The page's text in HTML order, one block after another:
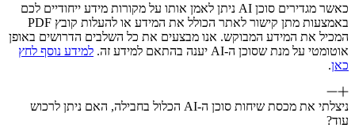
כאשר מגדירים סוכן AI ניתן לאמן אותו על מקורות מידע ייחודיים לכם
באמצעות מתן קישור לאתר הכולל את המידע או להעלות קובץ PDF
המכיל את המידע המבוקש. אנו מבצעים את כל השלבים הדרושים באופן
אוטומטי על מנת שסוכן ה-AI יענה בהתאם למידע זה.
למידע נוסף לחץ
כאן.
ניצלתי את מכסת שיחות סוכן ה-AI הכלול בחבילה, האם ניתן לרכוש
עוד?